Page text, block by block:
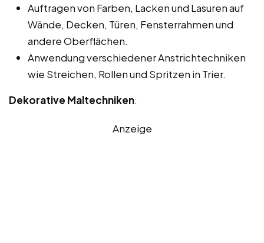
Auftragen von Farben, Lacken und Lasuren auf
Wände, Decken, Türen, Fensterrahmen und
andere Oberflächen.
Anwendung verschiedener Anstrichtechniken
wie Streichen, Rollen und Spritzen in Trier.
Dekorative Maltechniken:
Anzeige